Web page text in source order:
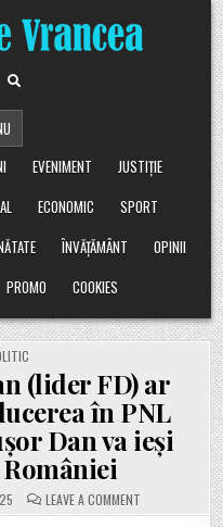
EVENIMENT
JUSTIȚIE
ECONOMIC
SPORT
ÎNVĂȚĂMÂNT
OPINII
PROMO COOKIES
(lider FD) ar
în PNL
Dan va ieși
LEAVE A COMMENT
EXCLUSIV: